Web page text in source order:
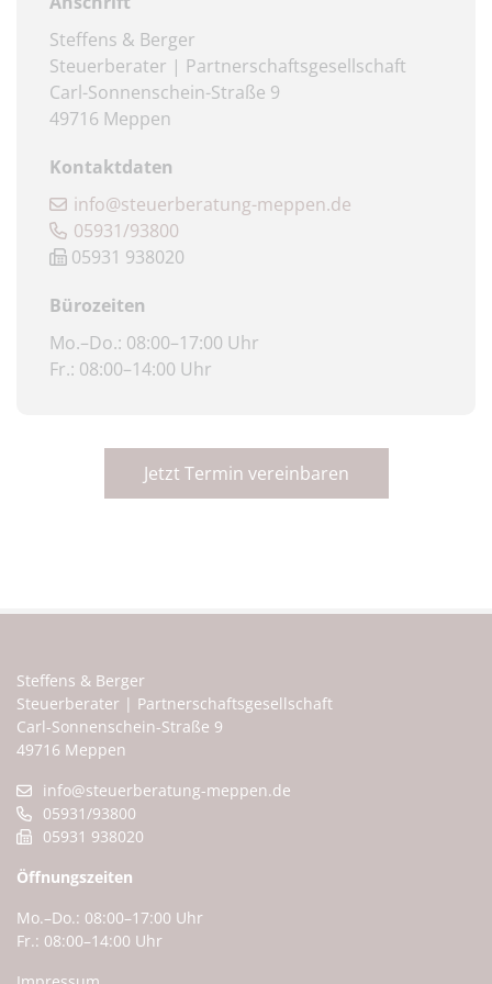
Steffens & Berger
Steuerberater | Partnerschaftsgesellschaft
Carl-Sonnenschein-Straße 9
49716 Meppen
Kontaktdaten
info@steuerberatung-meppen.de
05931/93800
05931 938020
Bürozeiten
Mo.–Do.: 08:00–17:00 Uhr
Fr.: 08:00–14:00 Uhr
Jetzt Termin vereinbaren
Steffens & Berger
Steuerberater | Partnerschaftsgesellschaft
Carl-Sonnenschein-Straße 9
49716 Meppen
info@steuerberatung-meppen.de
05931/93800
05931 938020
Öffnungszeiten
Mo.–Do.: 08:00–17:00 Uhr
Fr.: 08:00–14:00 Uhr